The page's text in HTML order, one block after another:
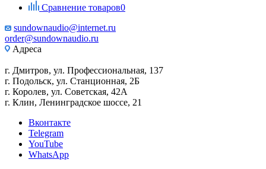
Сравнение товаров0
sundownaudio@internet.ru
order@sundownaudio.ru
Адреса
г. Дмитров, ул. Профессиональная, 137
г. Подольск, ул. Станционная, 2Б
г. Королев, ул. Советская, 42А
г. Клин, Ленинградское шоссе, 21
Вконтакте
Telegram
YouTube
WhatsApp